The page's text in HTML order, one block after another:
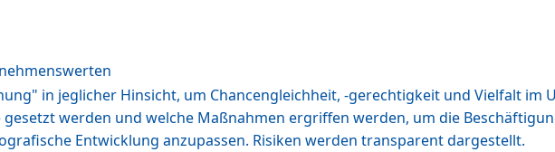
in jeglicher Hinsicht, um Chancengleichheit, -gerechtigkeit und Vielfalt im
gesetzt werden und welche Maßnahmen ergriffen werden, um die
Entwicklung anzupassen. Risiken werden transparent dargestellt.